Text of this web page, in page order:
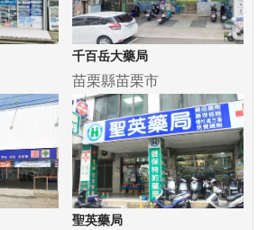
千百岳大藥局
苗栗縣苗栗市
聖英藥局